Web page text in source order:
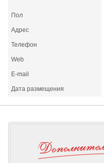
Пол
Адрес
Телефон
Web
E-mail
Дата размещения